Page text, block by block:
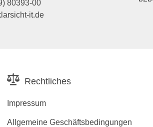
80393-00
it.de
Rechtliches
Impressum
Allgemeine Geschäftsbedingungen